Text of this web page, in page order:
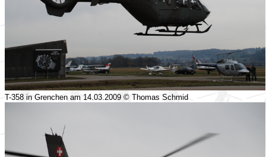
T-358 in Grenchen am 14.03.2009 © Thomas Schmid